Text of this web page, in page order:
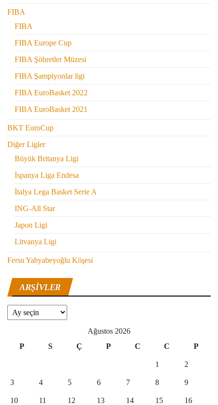
FIBA
FIBA
FIBA Europe Cup
FIBA Şöhretler Müzesi
FIBA Şampiyonlar ligi
FIBA EuroBasket 2022
FIBA EuroBasket 2021
BKT EuroCup
Diğer Ligler
Büyük Britanya Ligi
İspanya Liga Endesa
İtalya Lega Basket Serie A
ING-All Star
Japon Ligi
Litvanya Ligi
Fersu Yahyabeyoğlu Köşesi
ARŞIVLER
Arşivler
Ağustos 2026
P
S Ç P C C P
1 2
3 4 5 6 7 8 9
10 11 12 13 14 15 16